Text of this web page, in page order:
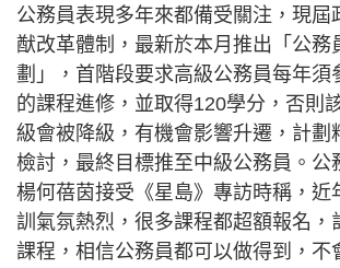
公務員表現多年來都備受關注，現屆
猷改革體制，最新於本月推出「公務
劃」，首階段要求高級公務員每年須
的課程進修，並取得120學分，否則
級會被降級，有機會影響升遷，計劃
檢討，最終目標推至中級公務員。公
楊何蓓茵接受《星島》專訪時稱，近
訓氣氛熱烈，很多課程都超額報名，
課程，相信公務員都可以做得到，不